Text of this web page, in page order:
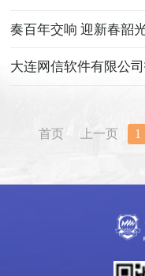
首页 上一页 1